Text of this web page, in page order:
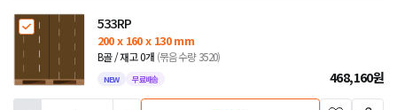
533RP
200 x 160 x 130 mm
B골 / 재고 0개 (묶음수량 3520)
NEW 무료배송 468,160원